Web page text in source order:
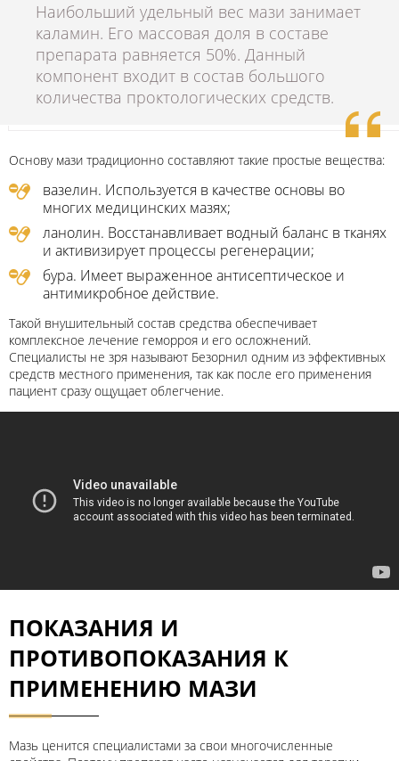
Наибольший удельный вес мази занимает
каламин. Его массовая доля в составе
препарата равняется 50%. Данный
компонент входит в состав большого
количества проктологических средств.
Основу мази традиционно составляют такие простые вещества:
вазелин. Используется в качестве основы во
многих медицинских мазях;
ланолин. Восстанавливает водный баланс в тканях
и активизирует процессы регенерации;
бура. Имеет выраженное антисептическое и
антимикробное действие.
Такой внушительный состав средства обеспечивает
комплексное лечение геморроя и его осложнений.
Специалисты не зря называют Безорнил одним из эффективных
средств местного применения, так как после его применения
пациент сразу ощущает облегчение.
ПОКАЗАНИЯ И
ПРОТИВОПОКАЗАНИЯ К
ПРИМЕНЕНИЮ МАЗИ
Мазь ценится специалистами за свои многочисленные